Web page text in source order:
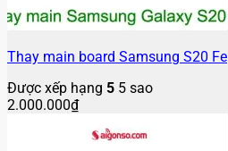
Thay main board Samsung S20 Fe
Được xếp hạng 5 5 sao
2.000.000₫